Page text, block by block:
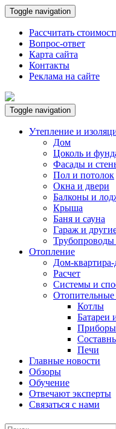
Toggle navigation
Рассчитать
Вопрос-ответ
Карта сайта
Контакты
Реклама на сайте
Toggle navigation
Утепление и
Дом
Цоколь и
Фасады и
Пол и потолок
Окна и двери
Балконы и
Крыша
Баня и сауна
Гараж и
Отопление
Дом-квартира-
Расчет
Системы и
Котлы
Батареи
Приборы
Печи
Главные новости
Обзоры
Обучение
Отвечают эксперты
Связаться с нами